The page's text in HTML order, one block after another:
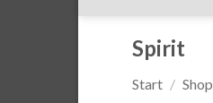
Spirit
Start / Shop